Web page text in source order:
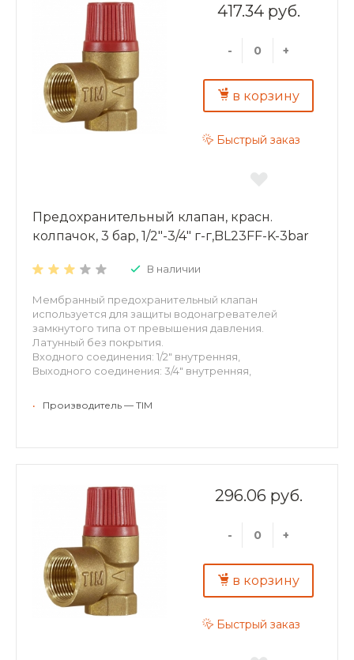
417.34 руб.
- +
в корзину
Быстрый заказ
Предохранительный клапан, красн.
колпачок, 3 бар, 1/2"-3/4" г-г,BL23FF-K-3bar
В наличии
Мембранный предохранительный клапан
используется для защиты водонагревателей
замкнутого типа от превышения давления.
Латунный без покрытия.
Входного соединения: 1/2" внутренняя,
Выходного соединения: 3/4" внутренняя,
• Производитель — TIM
296.06 руб.
- +
в корзину
Быстрый заказ